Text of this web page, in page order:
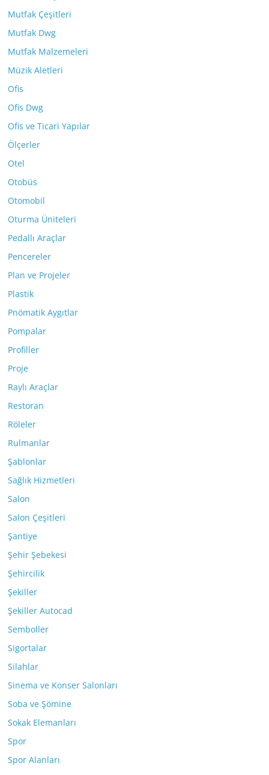
Mutfak Çeşitleri
Mutfak Dwg
Mutfak Malzemeleri
Müzik Aletleri
Ofis
Ofis Dwg
Ofis ve Ticari Yapılar
Ölçerler
Otel
Otobüs
Otomobil
Oturma Üniteleri
Pedallı Araçlar
Pencereler
Plan ve Projeler
Plastik
Pnömatik Aygıtlar
Pompalar
Profiller
Proje
Raylı Araçlar
Restoran
Röleler
Rulmanlar
Şablonlar
Sağlık Hizmetleri
Salon
Salon Çeşitleri
Şantiye
Şehir Şebekesi
Şehircilik
Şekiller
Şekiller Autocad
Semboller
Sigortalar
Silahlar
Sinema ve Konser Salonları
Soba ve Şömine
Sokak Elemanları
Spor
Spor Alanları